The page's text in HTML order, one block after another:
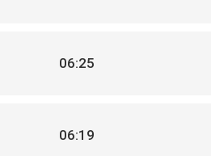
06:25
06:19